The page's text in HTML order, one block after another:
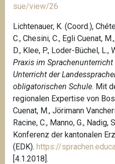
sue/view/26
Lichtenauer, K. (Coord.),
C., Chesini, C., Egli Cuenat,
D., Klee, P., Loder-Büchel, L.,
Praxis im
Unterricht der
obligatorischen Schule. Mit
regionalen Expertise von
Cuenat, M., Jörimann
Racine, C., Manno, G.,
Konferenz der kantonalen
(EDK). https://
[4.1.2018].